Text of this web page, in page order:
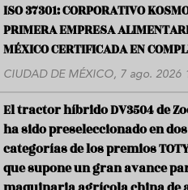
ISO 37301: CORPORATIVO
PRIMERA EMPRESA
MÉXICO CERTIFICADA EN
CIUDAD DE MÉXICO, 7 ago. 2026
El tractor híbrido DV3504 de
ha sido preseleccionado en dos
categorías de los premios
que supone un gran avance